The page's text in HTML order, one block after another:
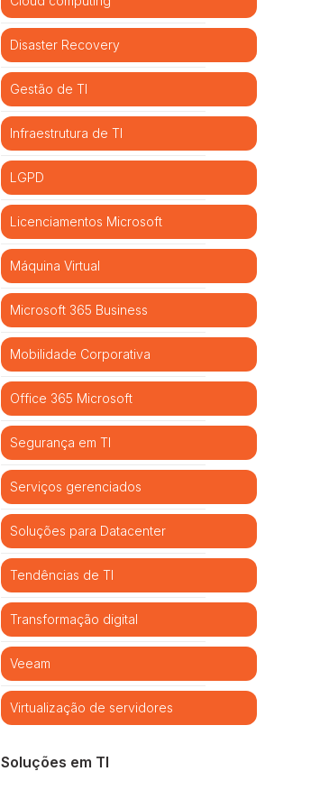
Disaster Recovery
Gestão de TI
Infraestrutura de TI
LGPD
Licenciamentos Microsoft
Máquina Virtual
Microsoft 365 Business
Mobilidade Corporativa
Office 365 Microsoft
Segurança em TI
Serviços gerenciados
Soluções para Datacenter
Tendências de TI
Transformação digital
Veeam
Virtualização de servidores
Soluções em TI